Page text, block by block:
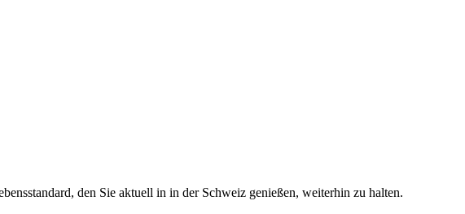
den Sie aktuell in in der Schweiz genießen, weiterhin zu halten.